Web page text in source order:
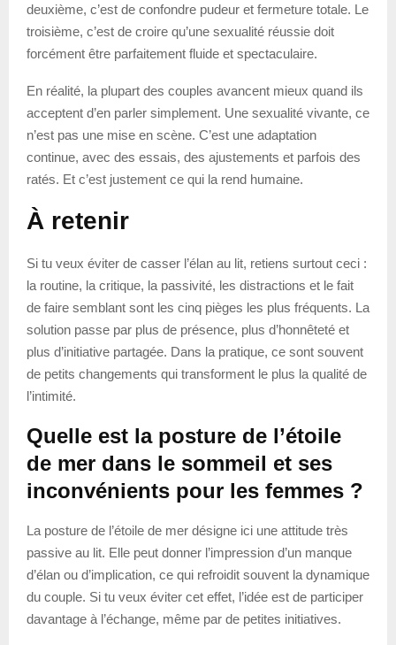
deuxième, c’est de confondre pudeur et fermeture totale. Le
troisième, c’est de croire qu’une sexualité réussie doit
forcément être parfaitement fluide et spectaculaire.
En réalité, la plupart des couples avancent mieux quand ils
acceptent d’en parler simplement. Une sexualité vivante, ce
n’est pas une mise en scène. C’est une adaptation
continue, avec des essais, des ajustements et parfois des
ratés. Et c’est justement ce qui la rend humaine.
À retenir
Si tu veux éviter de casser l’élan au lit, retiens surtout ceci :
la routine, la critique, la passivité, les distractions et le fait
de faire semblant sont les cinq pièges les plus fréquents. La
solution passe par plus de présence, plus d’honnêteté et
plus d’initiative partagée. Dans la pratique, ce sont souvent
de petits changements qui transforment le plus la qualité de
l’intimité.
Quelle est la posture de l’étoile
de mer dans le sommeil et ses
inconvénients pour les femmes ?
La posture de l’étoile de mer désigne ici une attitude très
passive au lit. Elle peut donner l’impression d’un manque
d’élan ou d’implication, ce qui refroidit souvent la dynamique
du couple. Si tu veux éviter cet effet, l’idée est de participer
davantage à l’échange, même par de petites initiatives.